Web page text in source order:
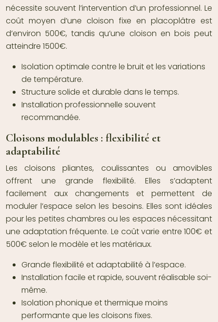
nécessite souvent l’intervention d’un professionnel. Le
coût moyen d’une cloison fixe en placoplâtre est
d’environ 500€, tandis qu’une cloison en bois peut
atteindre 1500€.
Isolation optimale contre le bruit et les variations
de température.
Structure solide et durable dans le temps.
Installation professionnelle souvent
recommandée.
Cloisons modulables : flexibilité et
adaptabilité
Les cloisons pliantes, coulissantes ou amovibles
offrent une grande flexibilité. Elles s’adaptent
facilement aux changements et permettent de
moduler l’espace selon les besoins. Elles sont idéales
pour les petites chambres ou les espaces nécessitant
une adaptation fréquente. Le coût varie entre 100€ et
500€ selon le modèle et les matériaux.
Grande flexibilité et adaptabilité à l’espace.
Installation facile et rapide, souvent réalisable soi-
même.
Isolation phonique et thermique moins
performante que les cloisons fixes.